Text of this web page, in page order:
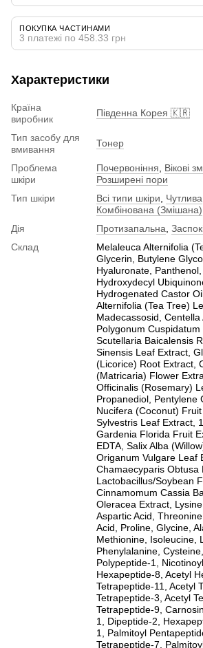
ПОКУПКА ЧАСТИНАМИ
3 платежі по 458.33 грн
Характеристики
Країна
виробник
Південна Корея 🇰🇷
Тип засобу для
вмивання
Тонер
Проблема
шкіри
Почервоніння Вікові
Розширені пори
Тип шкіри
Всі типи шкіри Чутлива
Комбінована (Змішана)
Дія
Протизапальна
Склад
Melaleuca Alternifolia
Glycerin, Butylene
Hyaluronate,
Hydroxydecyl
Hydrogenated Castor
Alternifolia (Tea Tree)
Madecassosid, Centella
Polygonum Cuspidatum
Scutellaria Baicalensis
Sinensis Leaf Extract,
(Licorice) Root Extract,
(Matricaria) Flower
Officinalis (Rosemary)
Propanediol, Pentylene
Nucifera (Coconut)
Sylvestris Leaf Extract,
Gardenia Florida Fruit
EDTA, Salix Alba
Origanum Vulgare Leaf
Chamaecyparis Obtusa
Lactobacillus/Soybean
Cinnamomum Cassia
Oleracea Extract,
Aspartic Acid,
Acid, Proline, Glycine,
Methionine, Isoleucine,
Phenylalanine,
Polypeptide-1,
Hexapeptide-8, Acetyl
Tetrapeptide-11, Acetyl
Tetrapeptide-3, Acetyl
Tetrapeptide-9,
1, Dipeptide-2,
1, Palmitoyl
Tetrapeptide-7,